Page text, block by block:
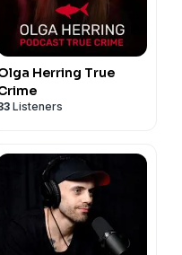
Herring True
Listeners